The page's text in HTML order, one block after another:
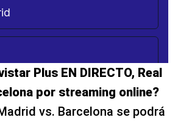
Plus EN DIRECTO, Real
por streaming online?
vs. Barcelona se podrá